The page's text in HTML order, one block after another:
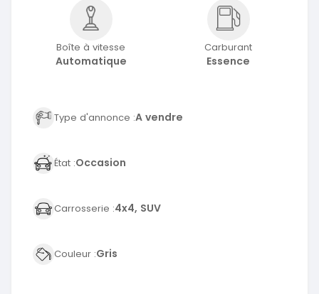
Boîte à vitesse
Automatique
Carburant
Essence
Type d'annonce :A vendre
État :Occasion
Carrosserie :4x4, SUV
Couleur :Gris